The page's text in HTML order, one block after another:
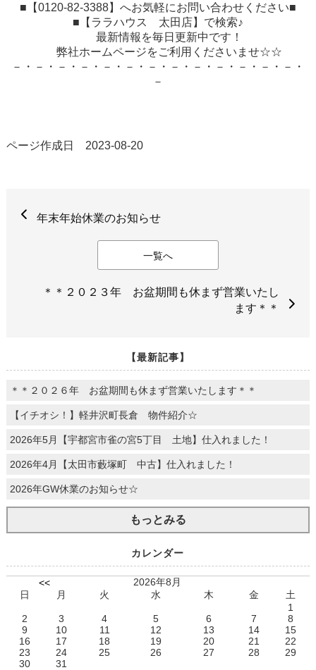
■【0120-82-3388】へお気軽にお問い合わせください■
■【ララハウス 太田店】で検索♪
最新情報を毎日更新中です！
弊社ホームページをご利用くださいませ☆☆
－・－・－・－・－・－・－・－・－・－・－・－・－・
－
ページ作成日 2023-08-20
年末年始休業のお知らせ
一覧へ
＊＊２０２３年 お盆期間も休まず営業いたし
ます＊＊
【最新記事】
＊＊２０２６年 お盆期間も休まず営業いたします＊＊
【イチオシ！】軽井沢町長倉 物件紹介☆
2026年5月【宇都宮市雀の宮5丁目 土地】仕入れました！
2026年4月【太田市藪塚町 中古】仕入れました！
2026年GW休業のお知らせ☆
もっとみる
カレンダー
<<
2026年8月
日
月 火 水 木 金
土
1
2
3 4 5 6 7
8
9
10 11 12 13 14
15
16
17 18 19 20 21
22
23
24 25 26 27 28
29
30
31